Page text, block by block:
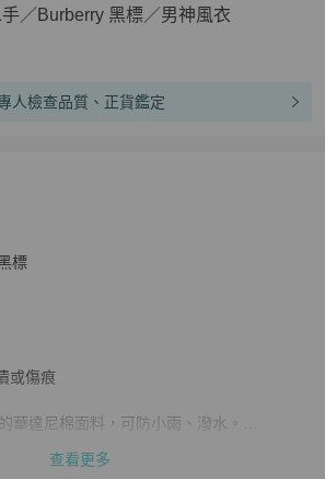
／Burberry 黑標／男神風衣
人檢查品質、正貨鑑定
二手／Burberry 黑標／男神風衣
標
或傷痕
華達尼棉面料，可防小雨、潑水。
襯。固定式，不能拆下。
查看更多